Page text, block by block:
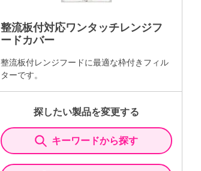
整流板付対応ワンタッチレンジフ
ードカバー
整流板付レンジフードに最適な枠付きフィル
ターです。
探したい製品を変更する
キーワードから探す